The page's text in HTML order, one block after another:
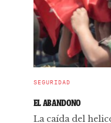
SEGURIDAD
EL ABANDONO
La caída del